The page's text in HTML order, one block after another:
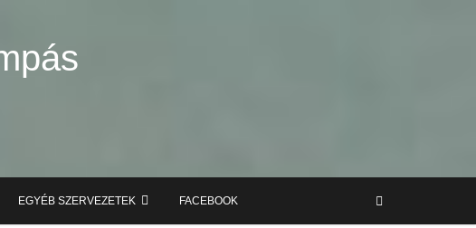
EGYÉB SZERVEZETEK FACEBOOK